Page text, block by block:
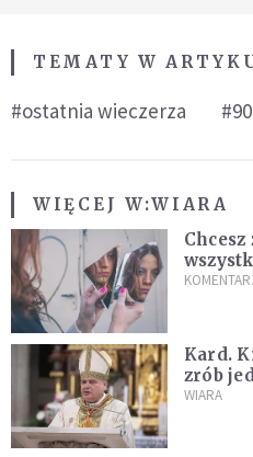
TEMATY W
#ostatnia wieczerza
WIĘCEJ W:WIARA
w
Kard.
zrób
stanie
WIARA